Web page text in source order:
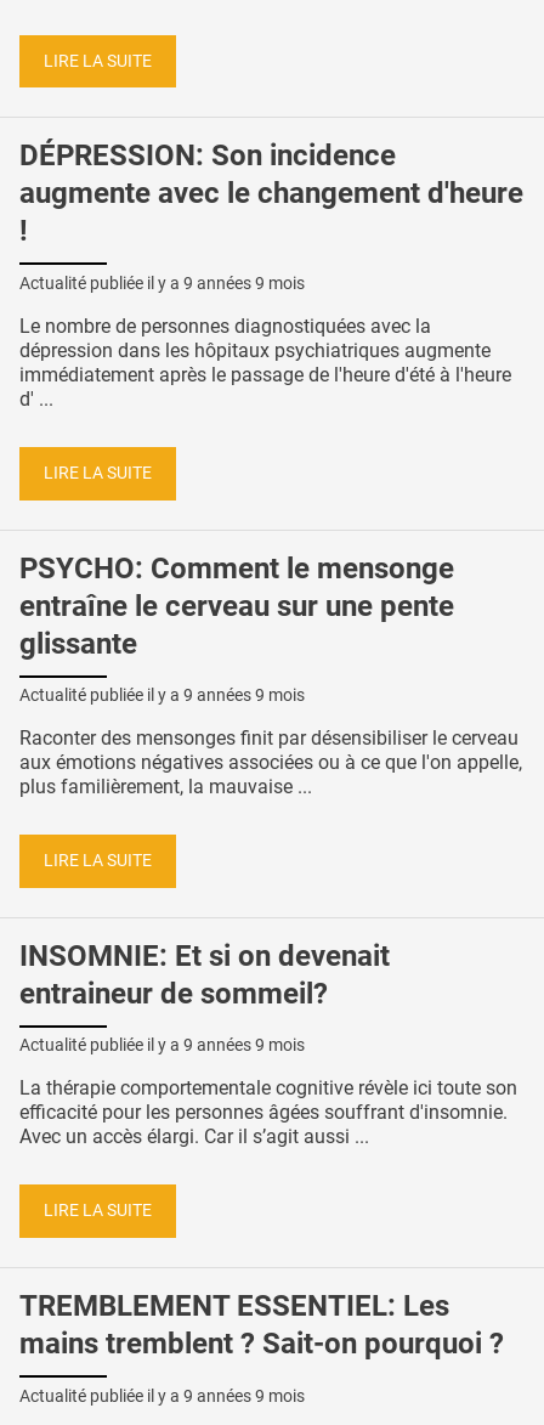
LIRE LA SUITE
DÉPRESSION: Son incidence
augmente avec le changement d'heure
!
Actualité publiée il y a 9 années 9 mois
Le nombre de personnes diagnostiquées avec la
dépression dans les hôpitaux psychiatriques augmente
immédiatement après le passage de l'heure d'été à l'heure
d' ...
LIRE LA SUITE
PSYCHO: Comment le mensonge
entraîne le cerveau sur une pente
glissante
Actualité publiée il y a 9 années 9 mois
Raconter des mensonges finit par désensibiliser le cerveau
aux émotions négatives associées ou à ce que l'on appelle,
plus familièrement, la mauvaise ...
LIRE LA SUITE
INSOMNIE: Et si on devenait
entraineur de sommeil?
Actualité publiée il y a 9 années 9 mois
La thérapie comportementale cognitive révèle ici toute son
efficacité pour les personnes âgées souffrant d'insomnie.
Avec un accès élargi. Car il s’agit aussi ...
LIRE LA SUITE
TREMBLEMENT ESSENTIEL: Les
mains tremblent ? Sait-on pourquoi ?
Actualité publiée il y a 9 années 9 mois